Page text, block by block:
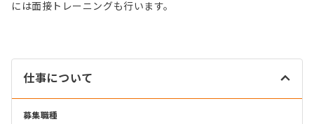
には面接トレーニングも行います。
仕事について
募集職種